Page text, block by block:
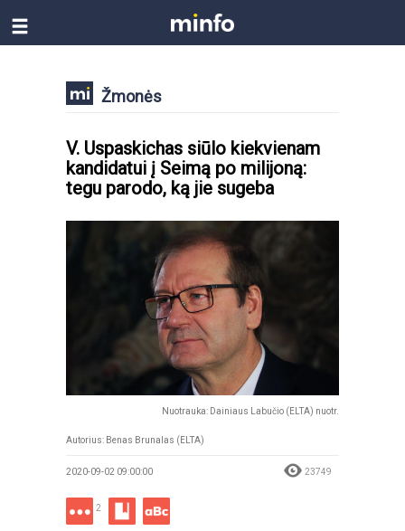
Žmonės
V. Uspaskichas siūlo kiekvienam
kandidatui į Seimą po milijoną:
tegu parodo, ką jie sugeba
Nuotrauka: Dainiaus Labučio (ELTA) nuotr.
Autorius: Benas Brunalas (ELTA)
2020-09-02 09:00:00 23749
2